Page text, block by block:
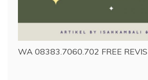
WA 08383.7060.702 FREE